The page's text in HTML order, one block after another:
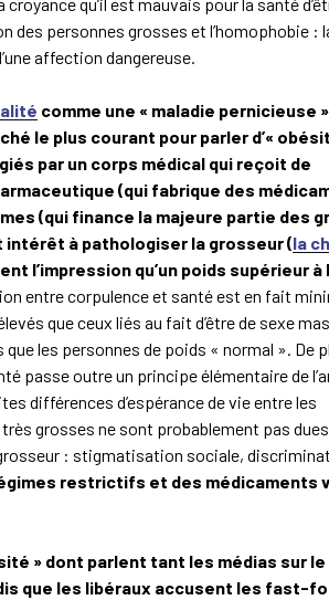
des personnes grosses et l’homophobie :
affection dangereuse.
comme une « maladie pernicieuse
le plus courant pour parler d’«
par un corps médical qui reçoit de
(qui fabrique des
(qui finance la majeure partie des
intérêt à pathologiser la grosseur (la
l’impression qu’un poids supérieur à
entre corpulence et santé est en fait
que ceux liés au fait d’être de sexe
les personnes de poids « normal ». De
passe outre un principe élémentaire de
différences d’espérance de vie entre les
grosses ne sont probablement pas
: stigmatisation sociale,
restrictifs et des médicaments
» dont parlent tant les médias sur le
que les libéraux accusent les fast-